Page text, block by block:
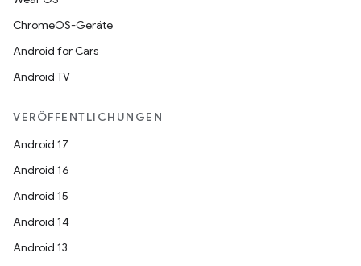
ChromeOS-Geräte
Android for Cars
Android TV
VERÖFFENTLICHUNGEN
Android 17
Android 16
Android 15
Android 14
Android 13